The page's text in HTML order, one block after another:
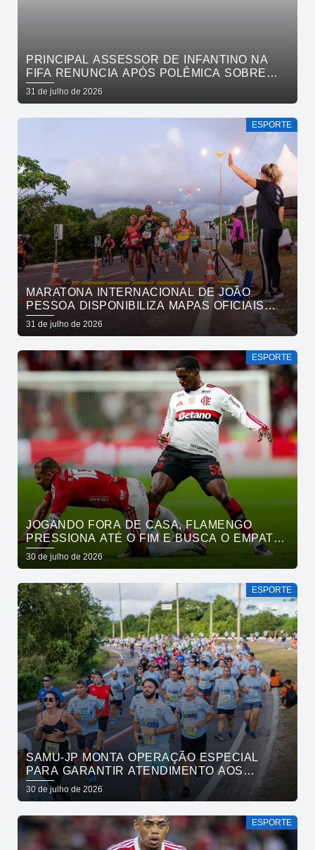
PRINCIPAL ASSESSOR DE INFANTINO NA
FIFA RENUNCIA APÓS POLÊMICA SOBRE
VENDA DE PARTICIPAÇÃO E BOICOTE DA
UEFA
31 de julho de 2026
ESPORTE
MARATONA INTERNACIONAL DE JOÃO
PESSOA DISPONIBILIZA MAPAS OFICIAIS
DAS PROVAS E ORIENTA ATLETAS SOBRE
TRAJETOS
31 de julho de 2026
ESPORTE
JOGANDO FORA DE CASA, FLAMENGO
PRESSIONA ATÉ O FIM E BUSCA O EMPATE
PELO BRASILEIRÃO
30 de julho de 2026
ESPORTE
SAMU-JP MONTA OPERAÇÃO ESPECIAL
PARA GARANTIR ATENDIMENTO AOS
ATLETAS DA MARATONA INTERNACIONAL
DE JOÃO PESSOA
30 de julho de 2026
ESPORTE